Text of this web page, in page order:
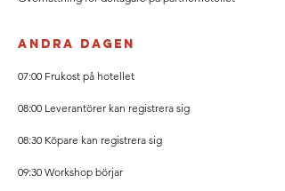
Andra dagen
07:00 Frukost på hotellet
08:00 Leverantörer kan registrera sig
08:30 Köpare kan registrera sig
09:30 Workshop börjar